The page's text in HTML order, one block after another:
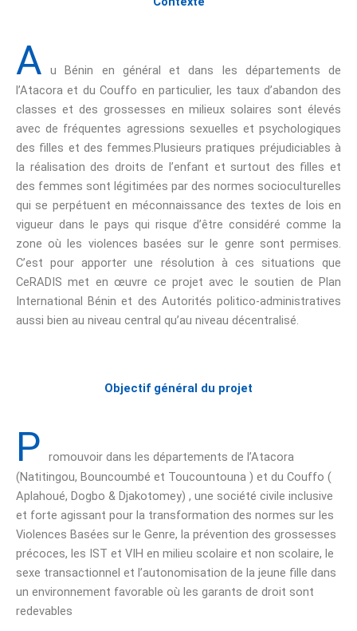
A
u Bénin en général et dans les départements de
l’Atacora et du Couffo en particulier, les taux d’abandon des
classes et des grossesses en milieux solaires sont élevés
avec de fréquentes agressions sexuelles et psychologiques
des filles et des femmes.Plusieurs pratiques préjudiciables à
la réalisation des droits de l’enfant et surtout des filles et
des femmes sont légitimées par des normes socioculturelles
qui se perpétuent en méconnaissance des textes de lois en
vigueur dans le pays qui risque d’être considéré comme la
zone où les violences basées sur le genre sont permises.
C’est pour apporter une résolution à ces situations que
CeRADIS met en œuvre ce projet avec le soutien de Plan
International Bénin et des Autorités politico-administratives
aussi bien au niveau central qu’au niveau décentralisé.
Objectif général du projet
P
romouvoir dans les départements de l’Atacora
(Natitingou, Bouncoumbé et Toucountouna ) et du Couffo (
Aplahoué, Dogbo & Djakotomey) , une société civile inclusive
et forte agissant pour la transformation des normes sur les
Violences Basées sur le Genre, la prévention des grossesses
précoces, les IST et VIH en milieu scolaire et non scolaire, le
sexe transactionnel et l’autonomisation de la jeune fille dans
un environnement favorable où les garants de droit sont
redevables